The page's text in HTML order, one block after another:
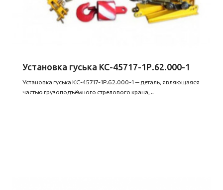
Установка гуська КС-45717-1Р.62.000-1
Установка гуська КС-45717-1Р.62.000-1 — деталь, являющаяся
частью грузоподъёмного стрелового крана, ..